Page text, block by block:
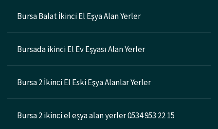
Bursa Balat İkinci El Eşya Alan Yerler
Bursada ikinci El Ev Eşyası Alan Yerler
Bursa 2 İkinci El Eski Eşya Alanlar Yerler
Bursa 2 ikinci el eşya alan yerler 0534 953 22 15